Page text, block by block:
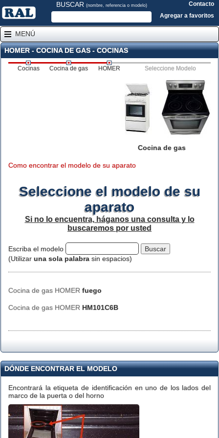
BUSCAR (nombre, referencia o modelo)
Contacto
Agregar a favoritos
MENÚ
HOMER - COCINA DE GAS - COCINAS
Cocinas Cocina de gas HOMER Seleccione Modelo
Cocina de gas
Como encontrar el modelo de su aparato
Seleccione el modelo de su
aparato
Si no lo encuentra, háganos una consulta y lo
buscaremos por usted
Escriba el modelo
(Utilizar una sola palabra sin espacios)
Cocina de gas HOMER fuego
Cocina de gas HOMER HM101C6B
DÓNDE ENCONTRAR EL MODELO
Encontrará la etiqueta de identificación en uno de los lados del
marco de la puerta o del horno